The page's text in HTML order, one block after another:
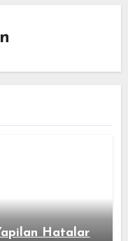
Hatalar